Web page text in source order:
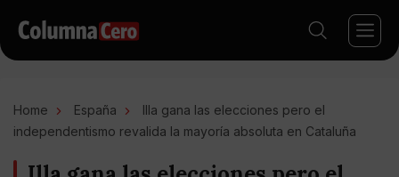
Home España
Illa gana las elecciones pero el
independentismo revalida la mayoría absoluta en Cataluña